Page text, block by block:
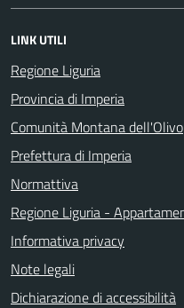
LINK UTILI
Regione Liguria
Provincia di Imperia
Comunità Montana dell'Olivo
Prefettura di Imperia
Normattiva
Regione Liguria -
Informativa privacy
Note legali
Dichiarazione di accessibilità